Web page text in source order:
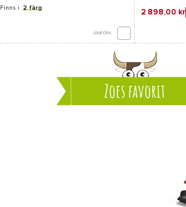
Finns i 2 färg
JÄMFÖRA
2 898,00 kr
Zoes favorit